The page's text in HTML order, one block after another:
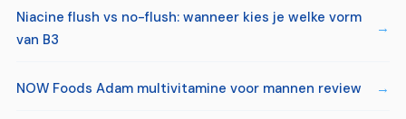
Niacine flush vs no-flush: wanneer kies je welke vorm
van B3
NOW Foods Adam multivitamine voor mannen review